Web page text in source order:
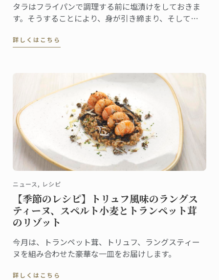
タラはフライパンで調理する前に塩漬けをしておきま
す。そうすることにより、身が引き締まり、そして風
の一皿は、ハーブのニョッキ、ハマグリとシーアスパ
詳しくはこちら
ニュース, レシピ
【季節のレシピ】トリュフ風味のラングス
ティーヌ、スペルト小麦とトランペット茸
のリゾット
今月は、トランペット茸、トリュフ、ラングスティー
ヌを組み合わせた豪華な一皿をお届けします。
詳しくはこちら